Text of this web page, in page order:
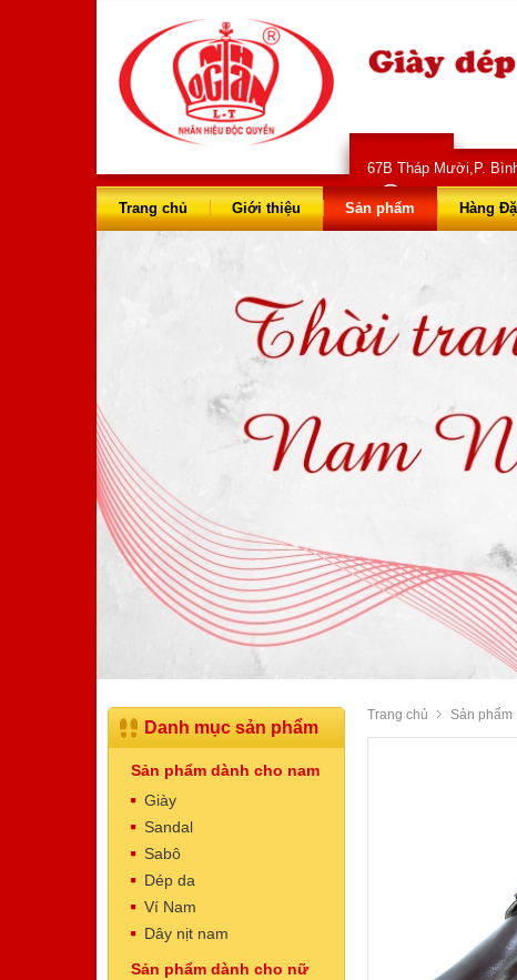
67B Tháp Mười,P.
028 66 73 68
Trang chủ Giới thiệu Sản phẩm Hàng
Trang chủ Sản phẩm
Danh mục sản phẩm
Sản phẩm dành cho nam
Giày
Sandal
Sabô
Dép da
Ví Nam
Dây nịt nam
Sản phẩm dành cho nữ
Mã sản phẩm: NT5003